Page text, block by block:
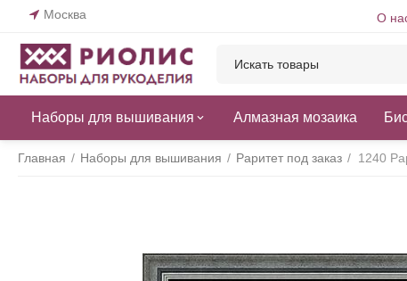
Москва О
Наборы для вышивания Алмазная мозаика
Главная / Наборы для вышивания / Раритет под заказ / 1240